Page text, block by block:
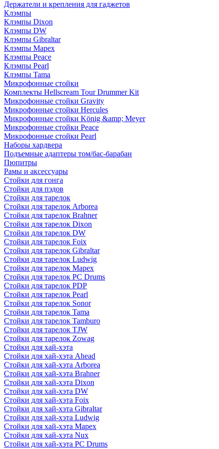
Держатели и крепления для гаджетов
Клэмпы
Клэмпы Dixon
Клэмпы DW
Клэмпы Gibraltar
Клэмпы Mapex
Клэмпы Peace
Клэмпы Pearl
Клэмпы Tama
Микрофонные стойки
Комплекты Hellscream Tour Drummer Kit
Микрофонные стойки Gravity
Микрофонные стойки Hercules
Микрофонные стойки König &amp; Meyer
Микрофонные стойки Peace
Микрофонные стойки Pearl
Наборы хардвера
Подъемные адаптеры том/бас-барабан
Пюпитры
Рамы и аксессуары
Стойки для гонга
Стойки для пэдов
Стойки для тарелок
Стойки для тарелок Arborea
Стойки для тарелок Brahner
Стойки для тарелок Dixon
Стойки для тарелок DW
Стойки для тарелок Foix
Стойки для тарелок Gibraltar
Стойки для тарелок Ludwig
Стойки для тарелок Mapex
Стойки для тарелок PC Drums
Стойки для тарелок PDP
Стойки для тарелок Pearl
Стойки для тарелок Sonor
Стойки для тарелок Tama
Стойки для тарелок Tamburo
Стойки для тарелок TJW
Стойки для тарелок Zowag
Стойки для хай-хэта
Стойки для хай-хэта Ahead
Стойки для хай-хэта Arborea
Стойки для хай-хэта Brahner
Стойки для хай-хэта Dixon
Стойки для хай-хэта DW
Стойки для хай-хэта Foix
Стойки для хай-хэта Gibraltar
Стойки для хай-хэта Ludwig
Стойки для хай-хэта Mapex
Стойки для хай-хэта Nux
Стойки для хай-хэта PC Drums